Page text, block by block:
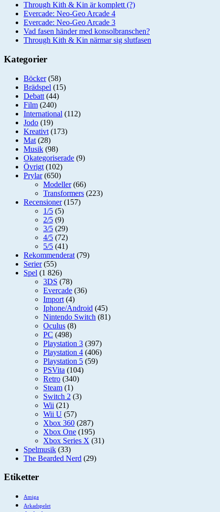
Through Kith & Kin är komplett (?)
Evercade: Neo-Geo Arcade 4
Evercade: Neo-Geo Arcade 3
Vad fasen händer med konsolbranschen?
Through Kith & Kin närmar sig slutfasen
Kategorier
Böcker(58)
Brädspel (15)
Debatt (44)
Film (240)
International (112)
Jodo (19)
Kreativt (173)
Mat (28)
Musik (98)
Okategoriserade (9)
Övrigt (102)
Prylar(650)
Modeller(66)
Transformers (223)
Recensioner(157)
1/5 (5)
2/5 (9)
3/5 (29)
4/5 (72)
5/5 (41)
Rekommenderat (79)
Serier(55)
Spel (1 826)
3DS (78)
Evercade (36)
Import (4)
Iphone/Android (45)
Nintendo Switch (81)
Oculus (8)
PC (498)
Playstation 3 (397)
Playstation 4 (406)
Playstation 5 (59)
PSVita (104)
Retro (340)
Steam (1)
Switch 2 (3)
Wii (21)
Wii U (57)
Xbox 360 (287)
Xbox One (195)
Xbox Series X (31)
Spelmusik (33)
The Bearded Nerd (29)
Etiketter
Amiga
Arkadspelet